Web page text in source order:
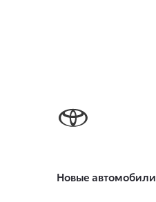
Новые автомобили